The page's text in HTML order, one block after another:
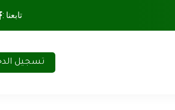
تابعنا :
تسجيل